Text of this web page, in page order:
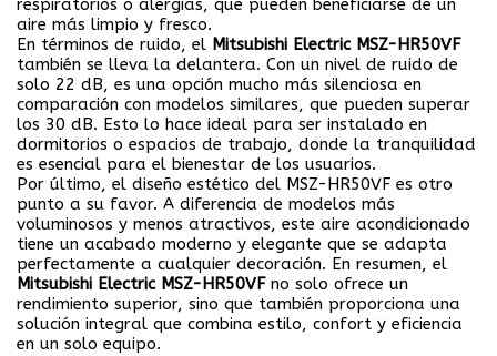
respiratorios o alergias, que pueden beneficiarse de un
aire más limpio y fresco.
En términos de ruido, el Mitsubishi Electric MSZ-HR50VF
también se lleva la delantera. Con un nivel de ruido de
solo 22 dB, es una opción mucho más silenciosa en
comparación con modelos similares, que pueden superar
los 30 dB. Esto lo hace ideal para ser instalado en
dormitorios o espacios de trabajo, donde la tranquilidad
es esencial para el bienestar de los usuarios.
Por último, el diseño estético del MSZ-HR50VF es otro
punto a su favor. A diferencia de modelos más
voluminosos y menos atractivos, este aire acondicionado
tiene un acabado moderno y elegante que se adapta
perfectamente a cualquier decoración. En resumen, el
Mitsubishi Electric MSZ-HR50VFno solo ofrece un
rendimiento superior, sino que también proporciona una
solución integral que combina estilo, confort y eficiencia
en un solo equipo.